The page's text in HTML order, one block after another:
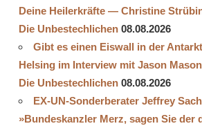
Deine Heilerkräfte — Christine
Die Unbestechlichen 08.08.2026
Gibt es einen Eiswall in der
Helsing im Interview mit Jason Mason
Die Unbestechlichen 08.08.2026
EX-UN-Sonderberater Jeffrey
»Bundeskanzler Merz, sagen Sie der